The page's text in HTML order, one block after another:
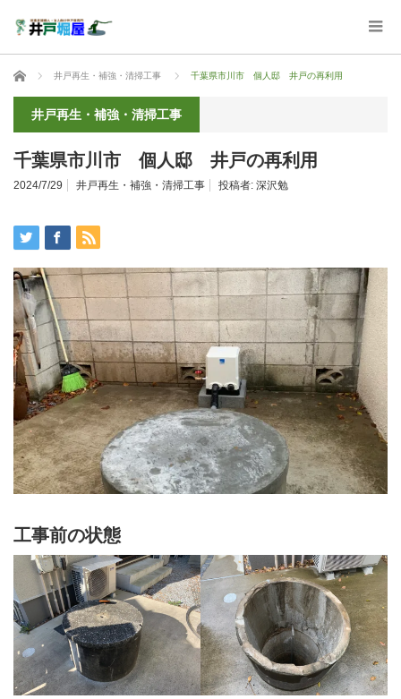
ホーム 井戸再生・補強・清掃工事 千葉県市川市 個人邸 井戸の再利用
井戸再生・補強・清掃工事
千葉県市川市 個人邸 井戸の再利用
2024/7/29 井戸再生・補強・清掃工事 投稿者: 深沢勉
工事前の状態